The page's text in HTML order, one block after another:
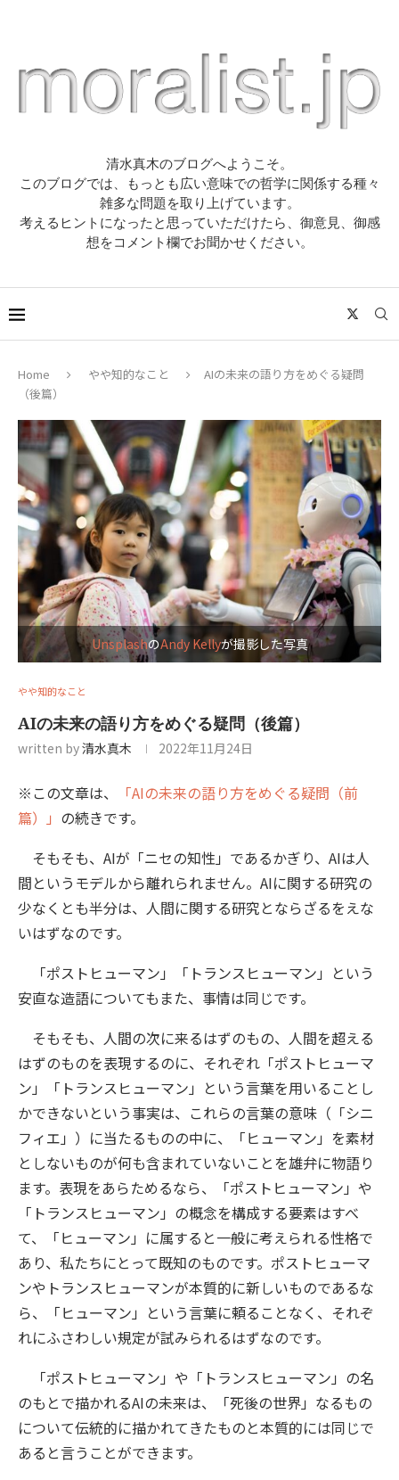
清水真木のブログへようこそ。
このブログでは、もっとも広い意味での哲学に関係する種々
雑多な問題を取り上げています。
考えるヒントになったと思っていただけたら、御意見、御感
想をコメント欄でお聞かせください。
Home やや知的なこと
AIの未来の語り方をめぐる疑問
（後篇）
UnsplashのAndy Kellyが撮影した写真
やや知的なこと
AIの未来の語り方をめぐる疑問（後篇）
written by清水真木 2022年11月24日
※この文章は、
「AIの未来の語り方をめぐる疑問（前
篇）」 の続きです。
そもそも、AIが「ニセの知性」であるかぎり、AIは人
間というモデルから離れられません。AIに関する研究の
少なくとも半分は、人間に関する研究とならざるをえな
いはずなのです。
「ポストヒューマン」「トランスヒューマン」という
安直な造語についてもまた、事情は同じです。
そもそも、人間の次に来るはずのもの、人間を超える
はずのものを表現するのに、それぞれ「ポストヒューマ
ン」「トランスヒューマン」という言葉を用いることし
かできないという事実は、これらの言葉の意味（「シニ
フィエ」）に当たるものの中に、「ヒューマン」を素材
としないものが何も含まれていないことを雄弁に物語り
ます。表現をあらためるなら、「ポストヒューマン」や
「トランスヒューマン」の概念を構成する要素はすべ
て、「ヒューマン」に属すると一般に考えられる性格で
あり、私たちにとって既知のものです。ポストヒューマ
ンやトランスヒューマンが本質的に新しいものであるな
ら、「ヒューマン」という言葉に頼ることなく、それぞ
れにふさわしい規定が試みられるはずなのです。
「ポストヒューマン」や「トランスヒューマン」の名
のもとで描かれるAIの未来は、「死後の世界」なるもの
について伝統的に描かれてきたものと本質的には同じで
あると言うことができます。